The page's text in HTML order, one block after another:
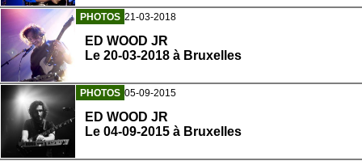
PHOTOS 21-03-2018
ED WOOD JR
Le 20-03-2018 à Bruxelles
PHOTOS 05-09-2015
ED WOOD JR
Le 04-09-2015 à Bruxelles